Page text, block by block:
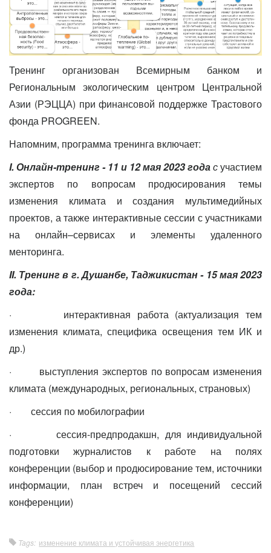
Тренинг организован Всемирным банком и
Региональным экологическим центром Центральной
Азии (РЭЦЦА) при финансовой поддержке Трастового
фонда PROGREEN.
Напомним, программа тренинга включает:
I. Онлайн-тренинг - 11 и 12 мая 2023 годасучастием
экспертов по вопросам продюсирования темы
изменения климата и создания мультимедийных
проектов, а также интерактивные сессии с участниками
на онлайн–сервисах и элементы удаленного
менторинга.
II. Тренинг в г. Душанбе, Таджикистан - 15 мая 2023
года:
· интерактивная работа (актуализация тем
изменения климата, специфика освещения тем ИК и
др.)
· выступления экспертов по вопросам изменения
климата (международных, региональных, страновых)
· сессия по мобилографии
·сессия-предпродакшн, для индивидуальной
подготовки журналистов к работе на полях
конференции (выбор и продюсирование тем, источники
информации, план встреч и посещений сессий
конференции)
Tags: изменение климата и устойчивая энергетика